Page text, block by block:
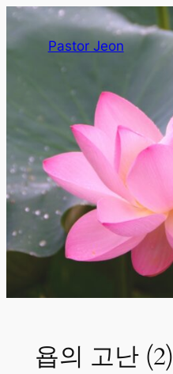
Pastor Jeon
욥의 고난 (2)